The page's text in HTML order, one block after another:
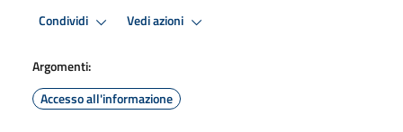
Condividi Vedi azioni
Argomenti:
Accesso all'informazione